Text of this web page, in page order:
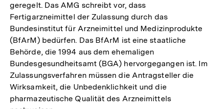
geregelt. Das AMG schreibt vor, dass
Fertigarzneimittel der Zulassung durch das
Bundesinstitut für Arzneimittel und Medizinprodukte
(BfArM) bedürfen. Das BfArM ist eine staatliche
Behörde, die 1994 aus dem ehemaligen
Bundesgesundheitsamt (BGA) hervorgegangen ist. Im
Zulassungsverfahren müssen die Antragsteller die
Wirksamkeit, die Unbedenklichkeit und die
pharmazeutische Qualität des Arzneimittels